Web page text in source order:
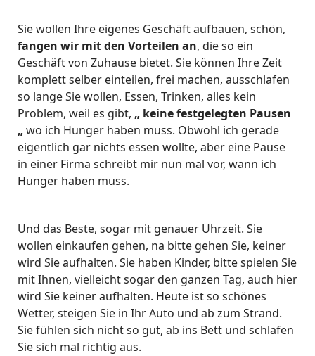
Sie wollen Ihre eigenes Geschäft aufbauen, schön,
fangen wir mit den Vorteilen an, die so ein
Geschäft von Zuhause bietet. Sie können Ihre Zeit
komplett selber einteilen, frei machen, ausschlafen
so lange Sie wollen, Essen, Trinken, alles kein
Problem, weil es gibt, „ keine festgelegten Pausen
„ wo ich Hunger haben muss. Obwohl ich gerade
eigentlich gar nichts essen wollte, aber eine Pause
in einer Firma schreibt mir nun mal vor, wann ich
Hunger haben muss.
Und das Beste, sogar mit genauer Uhrzeit. Sie
wollen einkaufen gehen, na bitte gehen Sie, keiner
wird Sie aufhalten. Sie haben Kinder, bitte spielen Sie
mit Ihnen, vielleicht sogar den ganzen Tag, auch hier
wird Sie keiner aufhalten. Heute ist so schönes
Wetter, steigen Sie in Ihr Auto und ab zum Strand.
Sie fühlen sich nicht so gut, ab ins Bett und schlafen
Sie sich mal richtig aus.